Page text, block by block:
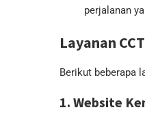
perjalanan
Layanan
Berikut beberapa
1. Website